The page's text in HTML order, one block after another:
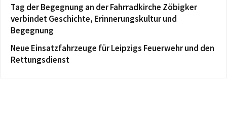
Tag der Begegnung an der Fahrradkirche Zöbigker
verbindet Geschichte, Erinnerungskultur und
Begegnung
Neue Einsatzfahrzeuge für Leipzigs Feuerwehr und den
Rettungsdienst